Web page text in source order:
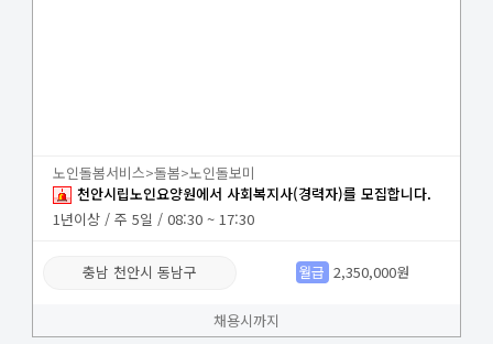
노인돌봄서비스>돌봄>노인돌보미
천안시립노인요양원에서 사회복지사(경력자)를 모집합니다.
1년이상 / 주 5일 / 08:30 ~ 17:30
충남 천안시 동남구 월급 2,350,000원
채용시까지